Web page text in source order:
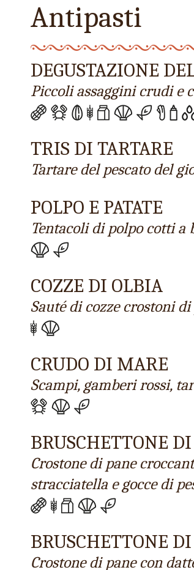
Antipasti
DEGUSTAZIONE
Piccoli assaggini crudi e
TRIS DI TARTARE
Tartare del pescato del
POLPO E PATATE
Tentacoli di polpo cotti a
COZZE DI OLBIA
Sauté di cozze crostoni di
CRUDO DI MARE
Scampi, gamberi rossi,
BRUSCHETTONE
Crostone di pane
stracciatella e gocce di
BRUSCHETTONE
Crostone di pane con